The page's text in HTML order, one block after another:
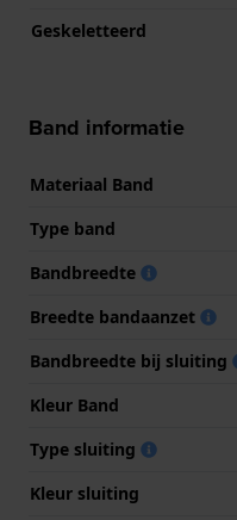
Geskeletteerd
Band informatie
Materiaal Band
Type band
Bandbreedte
Breedte bandaanzet
Bandbreedte bij sluiting
Kleur Band
Type sluiting
Kleur sluiting